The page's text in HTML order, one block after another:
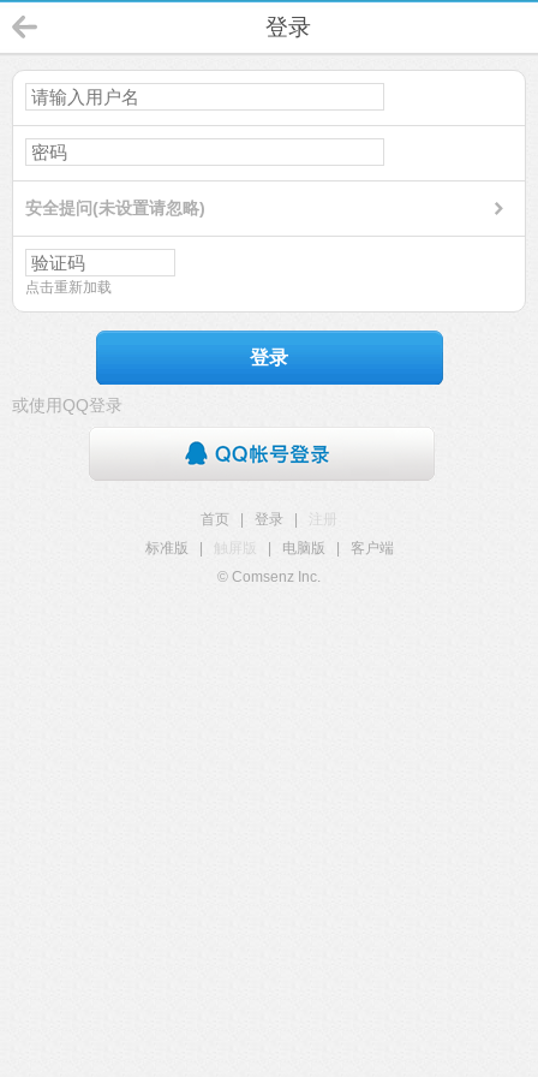
登录
安全提问(未设置请忽略)
点击重新加载
登录
或使用QQ登录
首页 登录
注册
标准版
触屏版 电脑版
客户端
© Comsenz Inc.